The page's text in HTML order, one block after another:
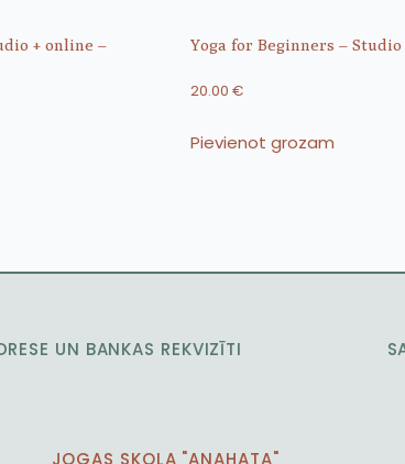
+ online – Yoga for Beginners – Studio
20.00 €
Pievienot grozam
UN BANKAS REKVIZĪTI
JOGAS SKOLA "ANAHATA"